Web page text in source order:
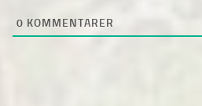
0 KOMMENTARER